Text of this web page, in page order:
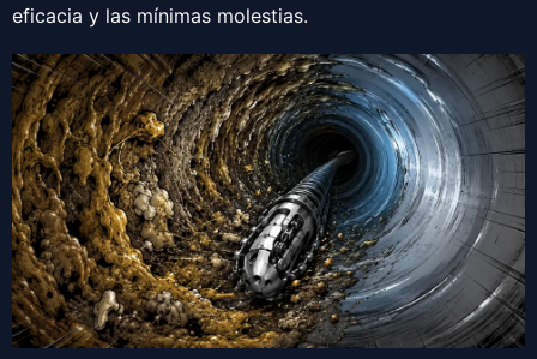
eficacia y las mínimas molestias.